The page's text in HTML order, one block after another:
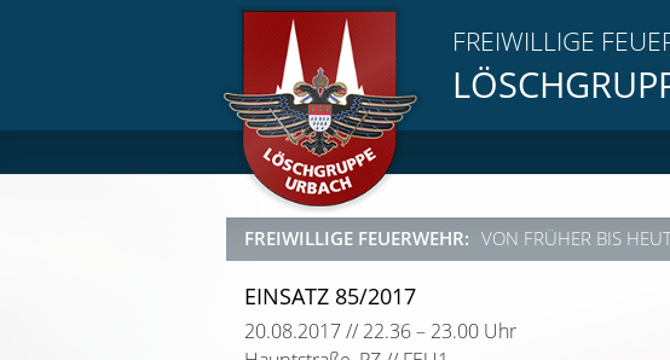
FREIWILLIGE
FREIWILLIGE FEUERWEHR: VON FRÜHER BIS
EINSATZ 85/2017
20.08.2017 // 22.36 – 23.00 Uhr